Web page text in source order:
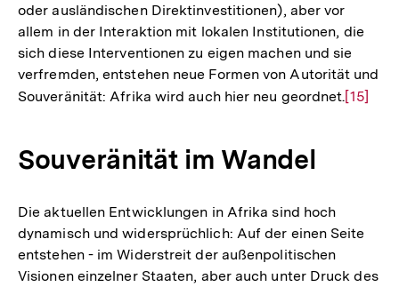
oder ausländischen Direktinvestitionen), aber vor
allem in der Interaktion mit lokalen Institutionen, die
sich diese Interventionen zu eigen machen und sie
verfremden, entstehen neue Formen von Autorität und
Souveränität: Afrika wird auch hier neu geordnet.Zur
[15]
Souveränität im Wandel
Die aktuellen Entwicklungen in Afrika sind hoch
dynamisch und widersprüchlich: Auf der einen Seite
entstehen - im Widerstreit der außenpolitischen
Visionen einzelner Staaten, aber auch unter Druck des